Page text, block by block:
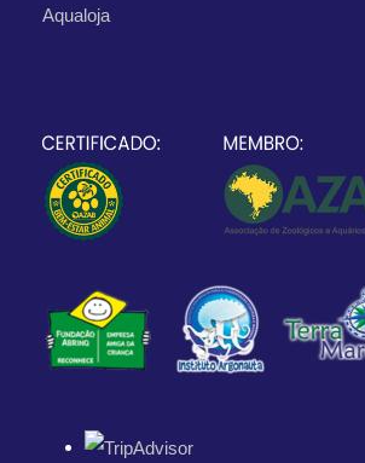
Aqualoja